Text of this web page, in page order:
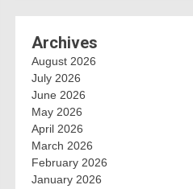
Archives
August 2026
July 2026
June 2026
May 2026
April 2026
March 2026
February 2026
January 2026